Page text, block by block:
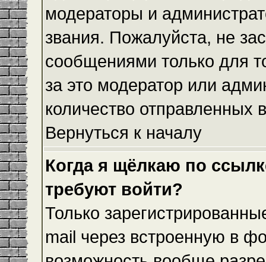
модераторы и
звания. Пожалуйста, не
сообщениями только для
за это модератор или
количество
Вернуться к началу
Когда я щёлкаю по
требуют войти?
Только
mail через встроенную в